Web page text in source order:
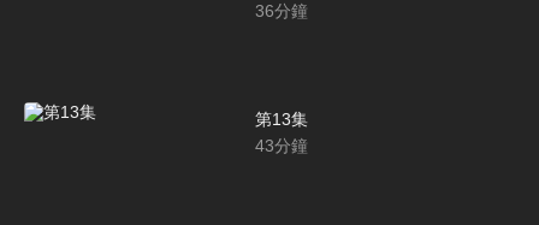
36分鐘
第13集
43分鐘